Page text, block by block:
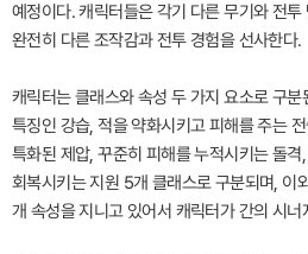
예정이다. 캐릭터들은 각기 다른 무기와 전
완전히 다른 조작감과 전투 경험을 선사한다.
캐릭터는 클래스와 속성 두 가지 요소로 구분
특징인 강습, 적을 약화시키고 피해를 주는
특화된 제압, 꾸준히 피해를 누적시키는 돌
회복시키는 지원 5개 클래스로 구분되며, 이
개 속성을 지니고 있어서 캐릭터가 간의 시